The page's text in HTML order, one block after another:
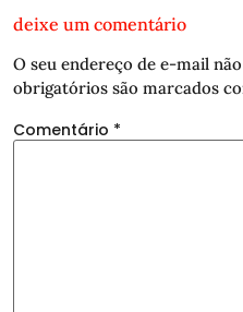
deixe um comentário
O seu endereço de e-mail
obrigatórios são marcados
Comentário *